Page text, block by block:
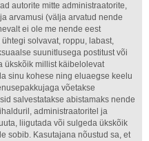
autorite mitte administraatorite,
arvamusi (välja arvatud nende
ei ole me nende eest
solvavat, roppu, labast,
suunitlusega postitust või
ükskõik millist käibelolevat
sinu kohese ning eluaegse keelu
võetakse
salvestatakse abistamaks nende
administraatoritel ja
liigutada või sulgeda ükskõik
sobib. Kasutajana nõustud sa, et